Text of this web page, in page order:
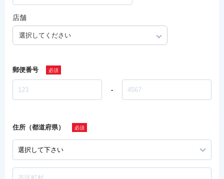
店舗
選択してください
郵便番号
-
住所（都道府県）